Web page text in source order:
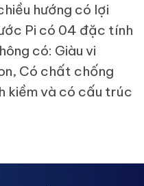
hướng có lợi
Pi có 04 đặc tính
có: Giàu vi
Có chất chống
kiềm và có cấu trúc